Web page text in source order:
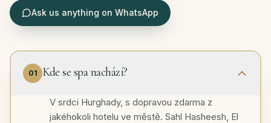
Ask us anything on WhatsApp
01 Kde se spa nachází?
V srdci Hurghady, s dopravou zdarma z
jakéhokoli hotelu ve městě. Sahl Hasheesh, El